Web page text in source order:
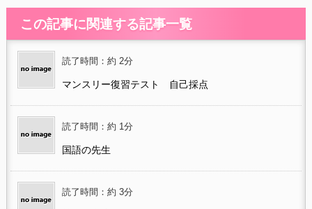
この記事に関連する記事一覧
読了時間：約 2分
マンスリー復習テスト 自己採点
読了時間：約 1分
国語の先生
読了時間：約 3分